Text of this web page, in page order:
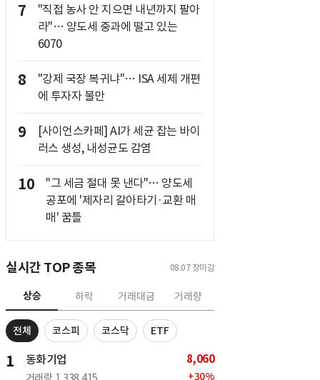
7
"직접 농사 안 지으면 내년까지 팔아
라"… 양도세 중과에 떨고 있는
6070
8
"강제 국장 복귀냐"… ISA 세제 개편
에 투자자 불만
9
[사이언스카페] AI가 세균 잡는 바이
러스 생성, 내성균도 감염
10
"그 세금 절대 못 낸다"… 양도세
공포에 '제자리 갈아타기·교환 매
매' 꿈틀
실시간 TOP 종목 08.07 장마감
상승 하락 거래대금 거래량
전체 코스피 코스닥 ETF
1 동화기업 8,060
+30%